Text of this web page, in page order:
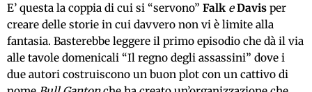
E’ questa la coppia di cui si “servono” Falk eDavis per
creare delle storie in cui davvero non vi è limite alla
fantasia. Basterebbe leggere il primo episodio che dà il via
alle tavole domenicali “Il regno degli assassini” dove i
due autori costruiscono un buon plot con un cattivo di